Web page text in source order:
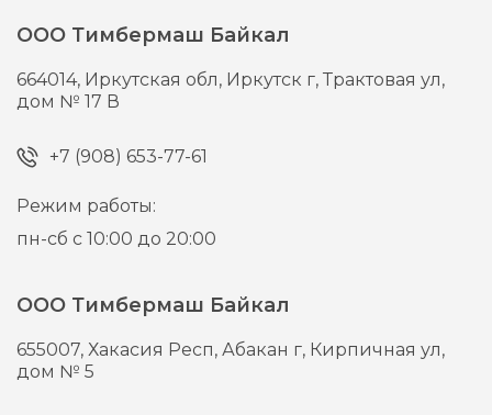
ООО Тимбермаш Байкал
664014, Иркутская обл, Иркутск г,Трактовая ул,
дом № 17 В
+7 (908) 653-77-61
Режим работы:
пн-сб с 10:00 до 20:00
ООО Тимбермаш Байкал
655007,Хакасия Респ, Абакан г, Кирпичная ул,
дом № 5